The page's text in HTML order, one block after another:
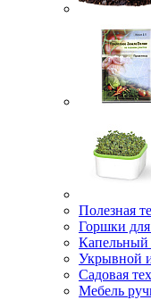
Полезная
Горшки
Капельный
Укрывной
Садовая
Мебель